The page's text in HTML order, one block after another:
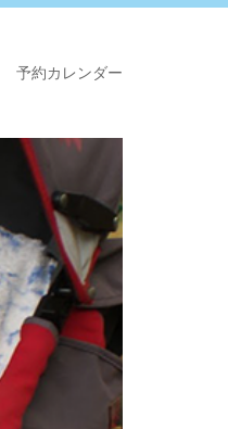
予約カレンダー